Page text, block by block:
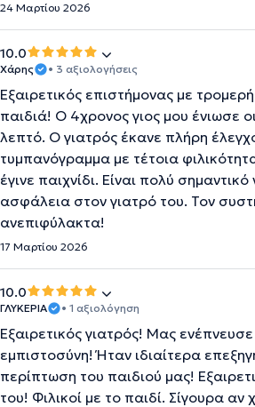
24 Μαρτίου 2026
10.0
Χάρης • 3 αξιολογήσεις
Εξαιρετικός επιστήμονας με
παιδιά! Ο 4χρονος γιος μου ένιωσε
λεπτό. Ο γιατρός έκανε πλήρη
τυμπανόγραμμα με τέτοια
έγινε παιχνίδι. Είναι πολύ
ασφάλεια στον γιατρό του. Τον
ανεπιφύλακτα!
17 Μαρτίου 2026
10.0
ΓΛΥΚΕΡΙΑ • 1 αξιολόγηση
Εξαιρετικός γιατρός! Μας
εμπιστοσύνη! Ήταν ιδιαίτερα
περίπτωση του παιδιού μας!
του! Φιλικοί με το παιδί. Σίγουρα αν